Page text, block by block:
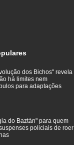
dos Bichos" revela
há limites nem
para adaptações
do Baztán" para quem
policiais de roer